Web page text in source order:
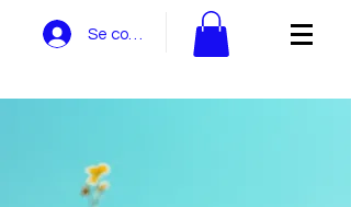
Se connecter